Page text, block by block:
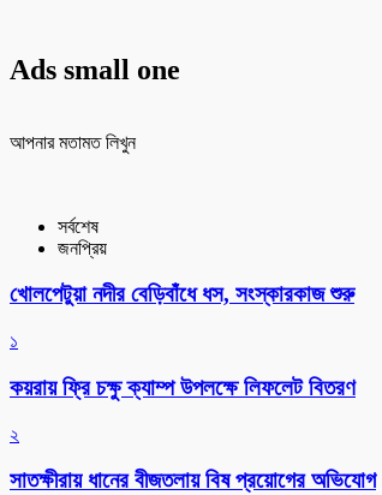
Ads small one
আপনার মতামত লিখুন
সর্বশেষ
জনপ্রিয়
খোলপেটুয়া নদীর বেড়িবাঁধে ধস, সংস্কারকাজ শুরু
১
কয়রায় ফ্রি চক্ষু ক্যাম্প উপলক্ষে লিফলেট বিতরণ
২
সাতক্ষীরায় ধানের বীজতলায় বিষ প্রয়োগের অভিযোগ